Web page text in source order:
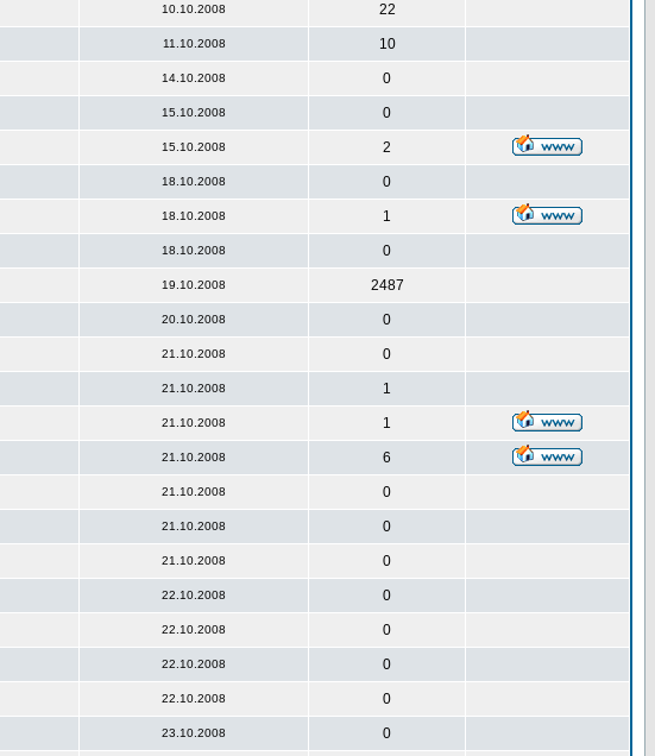
10.10.2008 22
11.10.2008 10
14.10.2008 0
15.10.2008 0
15.10.2008 2
18.10.2008 0
18.10.2008 1
18.10.2008 0
19.10.2008 2487
20.10.2008 0
21.10.2008 0
21.10.2008 1
21.10.2008 1
21.10.2008 6
21.10.2008 0
21.10.2008 0
21.10.2008 0
22.10.2008 0
22.10.2008 0
22.10.2008 0
22.10.2008 0
23.10.2008 0